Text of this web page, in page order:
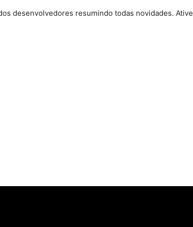
desenvolvedores resumindo todas novidades. Ative